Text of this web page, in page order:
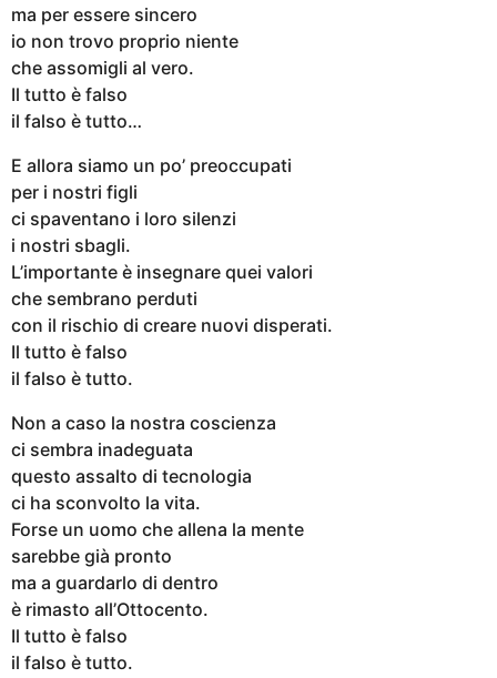
ma per essere sincero
io non trovo proprio niente
che assomigli al vero.
Il tutto è falso
il falso è tutto…
E allora siamo un po’ preoccupati
per i nostri figli
ci spaventano i loro silenzi
i nostri sbagli.
L’importante è insegnare quei valori
che sembrano perduti
con il rischio di creare nuovi disperati.
Il tutto è falso
il falso è tutto.
Non a caso la nostra coscienza
ci sembra inadeguata
questo assalto di tecnologia
ci ha sconvolto la vita.
Forse un uomo che allena la mente
sarebbe già pronto
ma a guardarlo di dentro
è rimasto all’Ottocento.
Il tutto è falso
il falso è tutto.